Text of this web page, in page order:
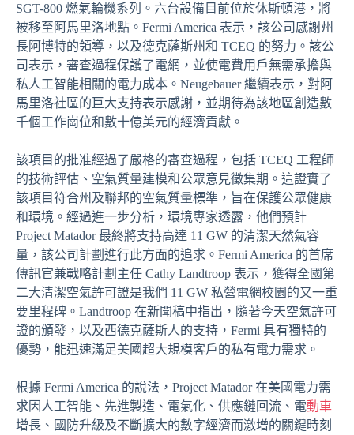
SGT-800 燃氣輪機系列。六台設備目前位於休斯頓港，將
被移至阿馬里洛地點。Fermi America 表示，該公司感謝州
長阿博特的領導，以及德克薩斯州和 TCEQ 的努力。該公
司表示，審查過程保護了電網，並使電費用戶無需承擔與
私人工智能相關的電力成本。Neugebauer 繼續表示，對阿
馬里洛社區的巨大支持表示感謝，並期待為該地區創造數
千個工作崗位和數十億美元的經濟貢獻。
該項目的批准經過了嚴格的審查過程，包括 TCEQ 工程師
的技術評估、空氣質量建模和公眾意見徵集期。這證實了
該項目符合州及聯邦的空氣質量標準，旨在保護公眾健康
和環境。經過進一步分析，環境專家透露，他們預計
Project Matador 最終將支持高達 11 GW 的清潔天然氣容
量，該公司計劃進行此方面的追求。Fermi America 的首席
傳訊官兼戰略計劃主任 Cathy Landtroop 表示，獲得全國第
二大清潔空氣許可證是我們 11 GW 私營電網校園的又一重
要里程碑。Landtroop 在新聞稿中指出，隨著今天空氣許可
證的頒發，以及西德克薩斯人的支持，Fermi 具有獨特的
優勢，能迅速滿足美國超大規模客戶的私有電力需求。
根據 Fermi America 的說法，Project Matador 在美國電力需
求因人工智能、先進製造、電氣化、供應鏈回流、電動車
增長、國防升級及不斷擴大的數字經濟而激增的關鍵時刻